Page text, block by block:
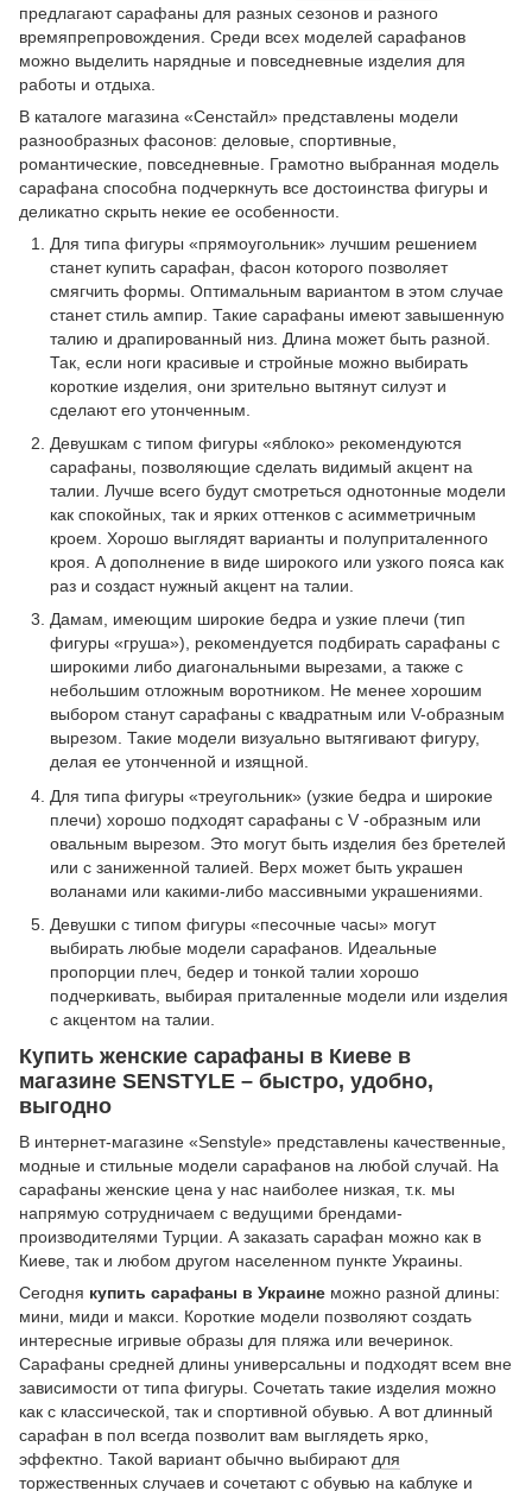
предлагают сарафаны для разных сезонов и разного
времяпрепровождения. Среди всех моделей сарафанов
можно выделить нарядные и повседневные изделия для
работы и отдыха.
В каталоге магазина «Сенстайл» представлены модели
разнообразных фасонов: деловые, спортивные,
романтические, повседневные. Грамотно выбранная модель
сарафана способна подчеркнуть все достоинства фигуры и
деликатно скрыть некие ее особенности.
Для типа фигуры «прямоугольник» лучшим решением
станет купить сарафан, фасон которого позволяет
смягчить формы. Оптимальным вариантом в этом случае
станет стиль ампир. Такие сарафаны имеют завышенную
талию и драпированный низ. Длина может быть разной.
Так, если ноги красивые и стройные можно выбирать
короткие изделия, они зрительно вытянут силуэт и
сделают его утонченным.
Девушкам с типом фигуры «яблоко» рекомендуются
сарафаны, позволяющие сделать видимый акцент на
талии. Лучше всего будут смотреться однотонные модели
как спокойных, так и ярких оттенков с асимметричным
кроем. Хорошо выглядят варианты и полуприталенного
кроя. А дополнение в виде широкого или узкого пояса как
раз и создаст нужный акцент на талии.
Дамам, имеющим широкие бедра и узкие плечи (тип
фигуры «груша»), рекомендуется подбирать сарафаны с
широкими либо диагональными вырезами, а также с
небольшим отложным воротником. Не менее хорошим
выбором станут сарафаны с квадратным или V-образным
вырезом. Такие модели визуально вытягивают фигуру,
делая ее утонченной и изящной.
Для типа фигуры «треугольник» (узкие бедра и широкие
плечи) хорошо подходят сарафаны с V -образным или
овальным вырезом. Это могут быть изделия без бретелей
или с заниженной талией. Верх может быть украшен
воланами или какими-либо массивными украшениями.
Девушки с типом фигуры «песочные часы» могут
выбирать любые модели сарафанов. Идеальные
пропорции плеч, бедер и тонкой талии хорошо
подчеркивать, выбирая приталенные модели или изделия
с акцентом на талии.
Купить женские сарафаны в Киеве в
магазине SENSTYLE – быстро, удобно,
выгодно
В интернет-магазине «Senstyle» представлены качественные,
модные и стильные модели сарафанов на любой случай. На
сарафаны женские цена у нас наиболее низкая, т.к. мы
напрямую сотрудничаем с ведущими брендами-
производителями Турции. А заказать сарафан можно как в
Киеве, так и любом другом населенном пункте Украины.
Сегодня купить сарафаны в Украине можно разной длины:
мини, миди и макси. Короткие модели позволяют создать
интересные игривые образы для пляжа или вечеринок.
Сарафаны средней длины универсальны и подходят всем вне
зависимости от типа фигуры. Сочетать такие изделия можно
как с классической, так и спортивной обувью. А вот длинный
сарафан в пол всегда позволит вам выглядеть ярко,
эффектно. Такой вариант обычно выбирают для
торжественных случаев и сочетают с обувью на каблуке и